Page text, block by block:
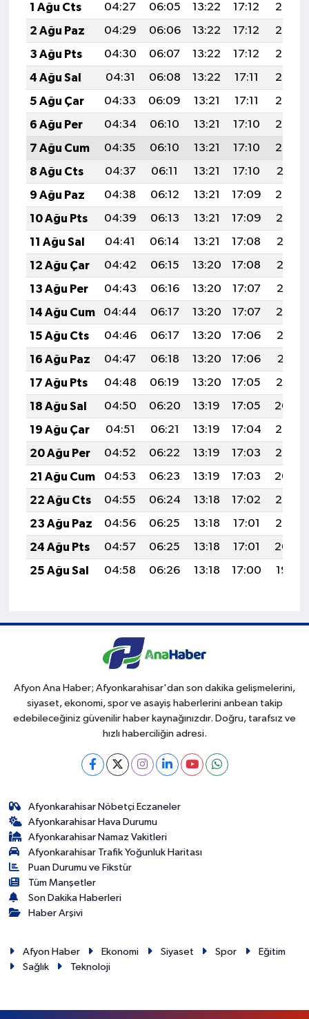
1 Ağu Cts
04:27 06:05 13:22 17:12
20:28
2 Ağu Paz
04:29 06:06 13:22 17:12
20:27
3 Ağu Pts
04:30 06:07 13:22 17:12
20:26
4 Ağu Sal
04:31 06:08 13:22 17:11
20:25
5 Ağu Çar
04:33 06:09 13:21 17:11
20:24
6 Ağu Per
04:34 06:10 13:21 17:10
20:23
7 Ağu Cum
04:35 06:10 13:21 17:10
20:22
8 Ağu Cts
04:37 06:11 13:21 17:10
20:21
9 Ağu Paz
04:38 06:12 13:21 17:09
20:20
10 Ağu Pts
04:39 06:13 13:21 17:09
20:19
11 Ağu Sal
04:41 06:14 13:21 17:08
20:17
12 Ağu Çar
04:42 06:15 13:20 17:08
20:16
13 Ağu Per
04:43 06:16 13:20 17:07
20:15
14 Ağu Cum
04:44 06:17 13:20 17:07
20:14
15 Ağu Cts
04:46 06:17 13:20 17:06
20:12
16 Ağu Paz
04:47 06:18 13:20 17:06
20:11
17 Ağu Pts
04:48 06:19 13:20 17:05
20:10
18 Ağu Sal
04:50 06:20 13:19 17:05
20:09
19 Ağu Çar
04:51 06:21 13:19 17:04
20:07
20 Ağu Per
04:52 06:22 13:19 17:03
20:06
21 Ağu Cum
04:53 06:23 13:19 17:03
20:04
22 Ağu Cts
04:55 06:24 13:18 17:02
20:03
23 Ağu Paz
04:56 06:25 13:18 17:01
20:02
24 Ağu Pts
04:57 06:25 13:18 17:01
20:00
25 Ağu Sal
04:58 06:26 13:18 17:00 19:59
Afyon Ana Haber; Afyonkarahisar'dan son dakika gelişmelerini,
siyaset, ekonomi, spor ve asayiş haberlerini anbean takip
edebileceğiniz güvenilir haber kaynağınızdır. Doğru, tarafsız ve
hızlı haberciliğin adresi.
Afyonkarahisar Nöbetçi Eczaneler
Afyonkarahisar Hava Durumu
Afyonkarahisar Namaz Vakitleri
Afyonkarahisar Trafik Yoğunluk Haritası
Puan Durumu ve Fikstür
Tüm Manşetler
Son Dakika Haberleri
Haber Arşivi
Afyon Haber Ekonomi Siyaset Spor
Eğitim
Sağlık
Teknoloji